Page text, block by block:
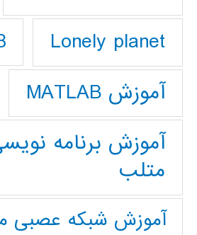
Lonely planet
آموزش MATLAB
آموزش برنامه
متلب
آموزش شبکه عصبی